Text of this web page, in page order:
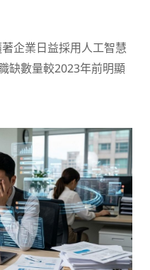
企業日益採用人工智慧
缺數量較2023年前明顯